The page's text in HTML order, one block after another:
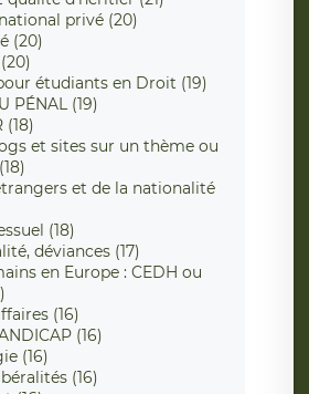
privé (20)
(20)
étudiants en Droit (19)
PÉNAL (19)
(18)
et sites sur un thème ou
et de la nationalité
(18)
déviances (17)
en Europe : CEDH ou
(16)
(16)
(16)
(16)